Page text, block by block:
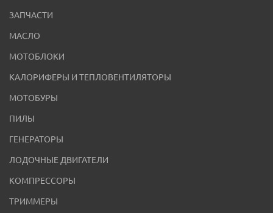
ЗАПЧАСТИ
МАСЛО
МОТОБЛОКИ
КАЛОРИФЕРЫ И ТЕПЛОВЕНТИЛЯТОРЫ
МОТОБУРЫ
ПИЛЫ
ГЕНЕРАТОРЫ
ЛОДОЧНЫЕ ДВИГАТЕЛИ
КОМПРЕССОРЫ
ТРИММЕРЫ